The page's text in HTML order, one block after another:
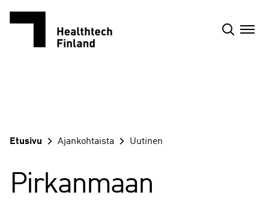
Etusivu Ajankohtaista Uutinen
Pirkanmaan